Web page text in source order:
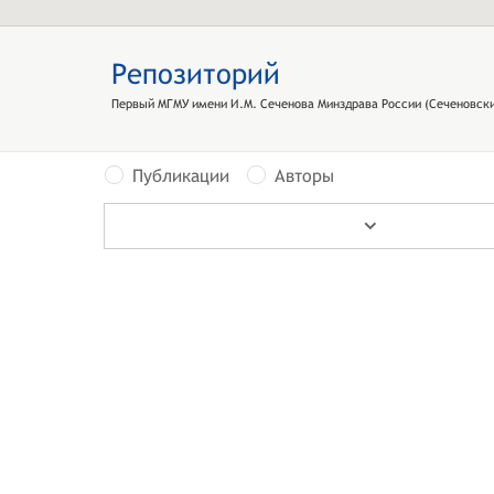
Репозиторий
Первый МГМУ имени И.М. Сеченова Минздрава России
Публикации Авторы